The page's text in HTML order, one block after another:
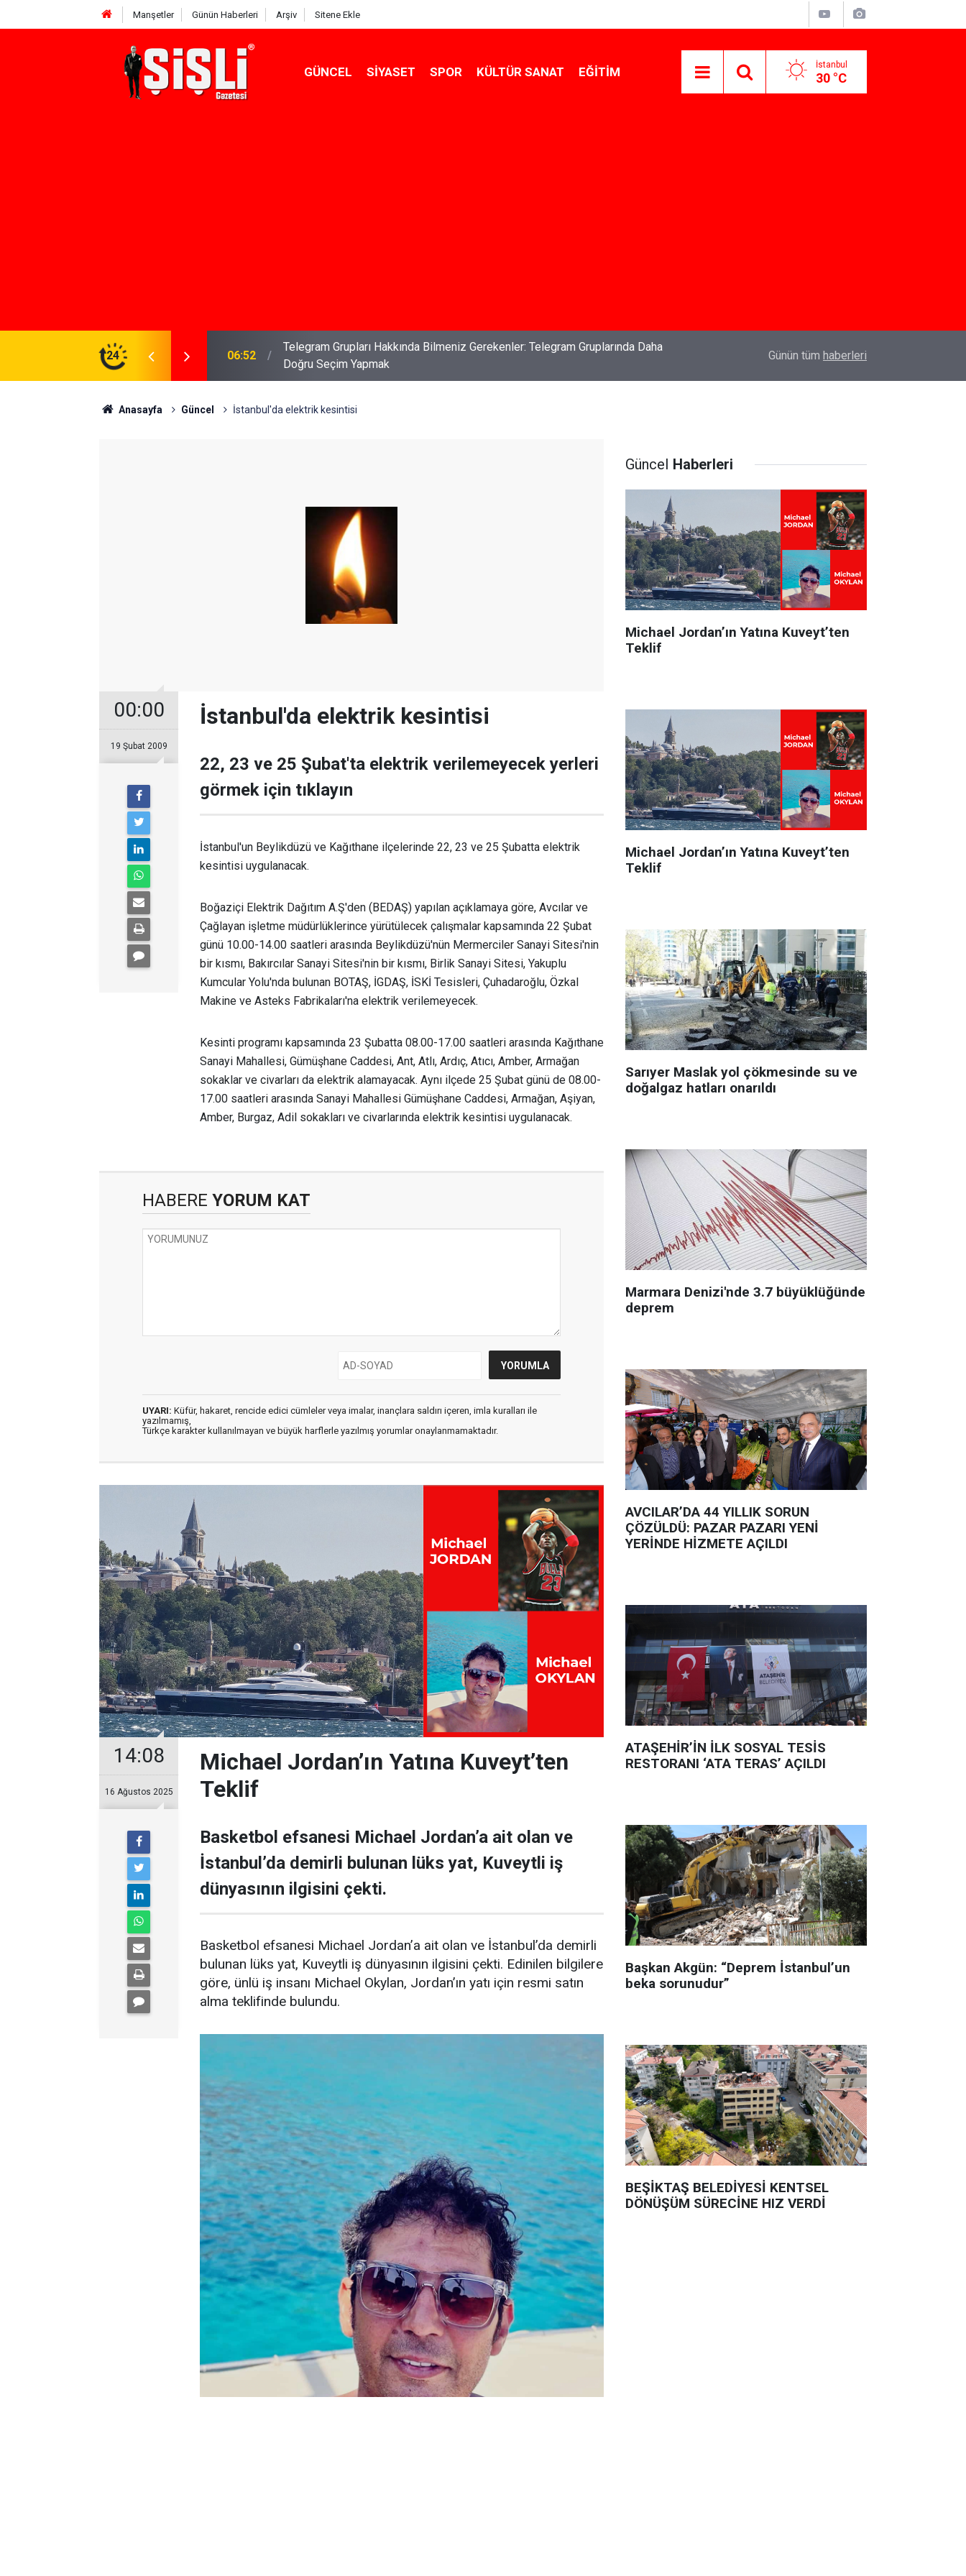
Manşetler Günün Haberleri Arşiv Sitene Ekle
GÜNCEL SIYASET SPOR KÜLTÜR SANAT EĞITIM İstanbul
30 °C
24
Gerekenler: Telegram Gruplarında Daha
04:43 İş Davaları: Haklarınızı Bilmek ve Koruma Altına Almak Özlem Drahyalı Kimdir, Nereli ve Kaç
Günün tüm haberleri
Anasayfa Güncel İstanbul'da elektrik kesintisi
00:00
19 Şubat 2009
İstanbul'da elektrik kesintisi
22, 23 ve 25 Şubat'ta elektrik verilemeyecek yerleri
görmek için tıklayın
İstanbul'un Beylikdüzü ve Kağıthane ilçelerinde 22, 23 ve 25 Şubatta elektrik
kesintisi uygulanacak.
Boğaziçi Elektrik Dağıtım A.Ş'den (BEDAŞ) yapılan açıklamaya göre, Avcılar ve
Çağlayan işletme müdürlüklerince yürütülecek çalışmalar kapsamında 22 Şubat
günü 10.00-14.00 saatleri arasında Beylikdüzü'nün Mermerciler Sanayi Sitesi'nin
bir kısmı, Bakırcılar Sanayi Sitesi'nin bir kısmı, Birlik Sanayi Sitesi, Yakuplu
Kumcular Yolu'nda bulunan BOTAŞ, İGDAŞ, İSKİ Tesisleri, Çuhadaroğlu, Özkal
Makine ve Asteks Fabrikaları'na elektrik verilemeyecek.
Kesinti programı kapsamında 23 Şubatta 08.00-17.00 saatleri arasında Kağıthane
Sanayi Mahallesi, Gümüşhane Caddesi, Ant, Atlı, Ardıç, Atıcı, Amber, Armağan
sokaklar ve civarları da elektrik alamayacak. Aynı ilçede 25 Şubat günü de 08.00-
17.00 saatleri arasında Sanayi Mahallesi Gümüşhane Caddesi, Armağan, Aşiyan,
Amber, Burgaz, Adil sokakları ve civarlarında elektrik kesintisi uygulanacak.
HABERE YORUM KAT
UYARI: Küfür, hakaret, rencide edici cümleler veya imalar, inançlara saldırı içeren, imla kuralları ile
yazılmamış,
Türkçe karakter kullanılmayan ve büyük harflerle yazılmış yorumlar onaylanmamaktadır.
14:08
16 Ağustos 2025
Michael Jordan’ın Yatına Kuveyt’ten
Teklif
Basketbol efsanesi Michael Jordan’a ait olan ve
İstanbul’da demirli bulunan lüks yat, Kuveytli iş
dünyasının ilgisini çekti.
Basketbol efsanesi Michael Jordan’a ait olan ve İstanbul’da demirli
bulunan lüks yat, Kuveytli iş dünyasının ilgisini çekti. Edinilen bilgilere
göre, ünlü iş insanı Michael Okylan, Jordan’ın yatı için resmi satın
alma teklifinde bulundu.
Güncel Haberleri
Michael Jordan’ın Yatına Kuveyt’ten
Teklif
Michael Jordan’ın Yatına Kuveyt’ten
Teklif
Sarıyer Maslak yol çökmesinde su ve
doğalgaz hatları onarıldı
Marmara Denizi'nde 3.7 büyüklüğünde
deprem
AVCILAR’DA 44 YILLIK SORUN
ÇÖZÜLDÜ: PAZAR PAZARI YENİ
YERİNDE HİZMETE AÇILDI
ATAŞEHİR’İN İLK SOSYAL TESİS
RESTORANI ‘ATA TERAS’ AÇILDI
Başkan Akgün: “Deprem İstanbul’un
beka sorunudur”
BEŞİKTAŞ BELEDİYESİ KENTSEL
DÖNÜŞÜM SÜRECİNE HIZ VERDİ